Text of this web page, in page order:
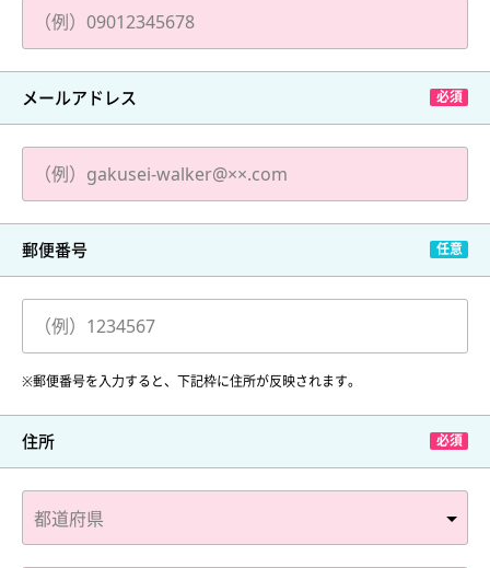
メールアドレス
郵便番号
※郵便番号を入力すると、下記枠に住所が反映されます。
住所